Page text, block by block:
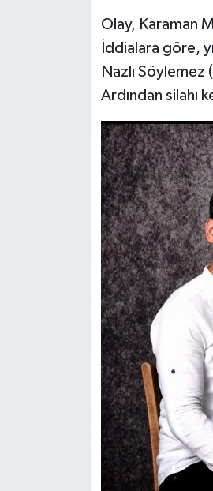
Olay, Karaman
İddialara göre,
Nazlı Söylemez
Ardından silahı